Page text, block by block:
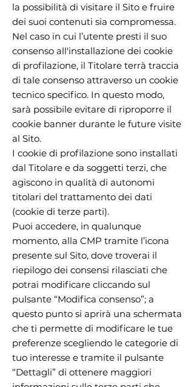
la possibilità di visitare il Sito e fruire
dei suoi contenuti sia compromessa.
Nel caso in cui l’utente presti il suo
consenso all'installazione dei cookie
di profilazione, il Titolare terrà traccia
di tale consenso attraverso un cookie
tecnico specifico. In questo modo,
sarà possibile evitare di riproporre il
cookie banner durante le future visite
al Sito.
I cookie di profilazione sono installati
dal Titolare e da soggetti terzi, che
agiscono in qualità di autonomi
titolari del trattamento dei dati
(cookie di terze parti).
Puoi accedere, in qualunque
momento, alla CMP tramite l’icona
presente sul Sito, dove troverai il
riepilogo dei consensi rilasciati che
potrai modificare cliccando sul
pulsante “Modifica consenso”; a
questo punto si aprirà una schermata
che ti permette di modificare le tue
preferenze scegliendo le categorie di
tuo interesse e tramite il pulsante
“Dettagli” di ottenere maggiori